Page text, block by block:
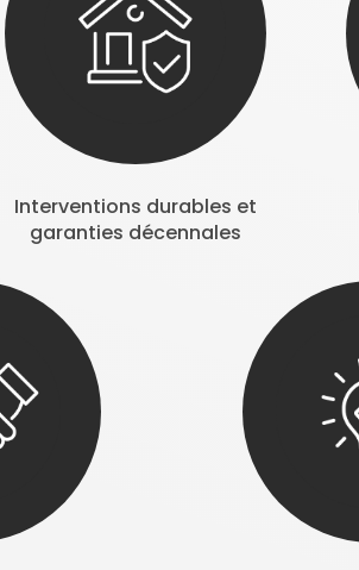
Interventions durables et
garanties décennales